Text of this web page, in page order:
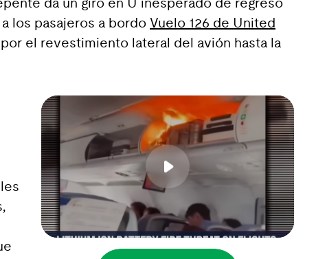
da un giro en U inesperado de regreso
los pasajeros a bordo Vuelo 126 de United
el revestimiento lateral del avión hasta la
Play